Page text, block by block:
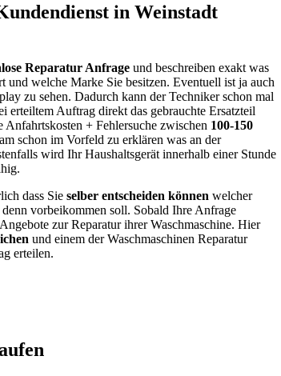
in Weinstadt
Reparatur Anfrage und beschreiben exakt was
und welche Marke Sie besitzen. Eventuell ist ja auch
zu sehen. Dadurch kann der Techniker schon mal
erteiltem Auftrag direkt das gebrauchte Ersatzteil
+ Fehlersuche zwischen 100-150
schon im Vorfeld zu erklären was an der
wird Ihr Haushaltsgerät innerhalb einer Stunde
dass Sie selber entscheiden können welcher
vorbeikommen soll. Sobald Ihre Anfrage
zur Reparatur ihrer Waschmaschine. Hier
und einem der Waschmaschinen Reparatur
erteilen.